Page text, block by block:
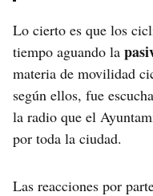
Lo cierto es que los
tiempo aguando la
materia de movilidad
según ellos, fue
la radio que el
por toda la ciudad.
Las reacciones por